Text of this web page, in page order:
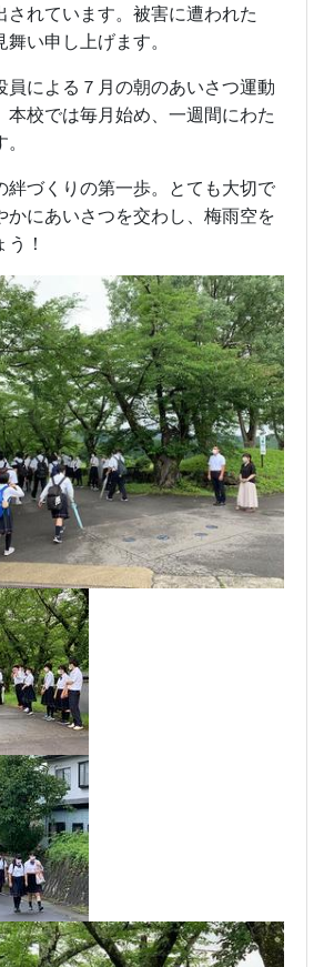
されています。被害に遭われた
い申し上げます。
員による７月の朝のあいさつ運動
本校では毎月始め、一週間にわた
絆づくりの第一歩。とても大切で
かにあいさつを交わし、梅雨空を
！